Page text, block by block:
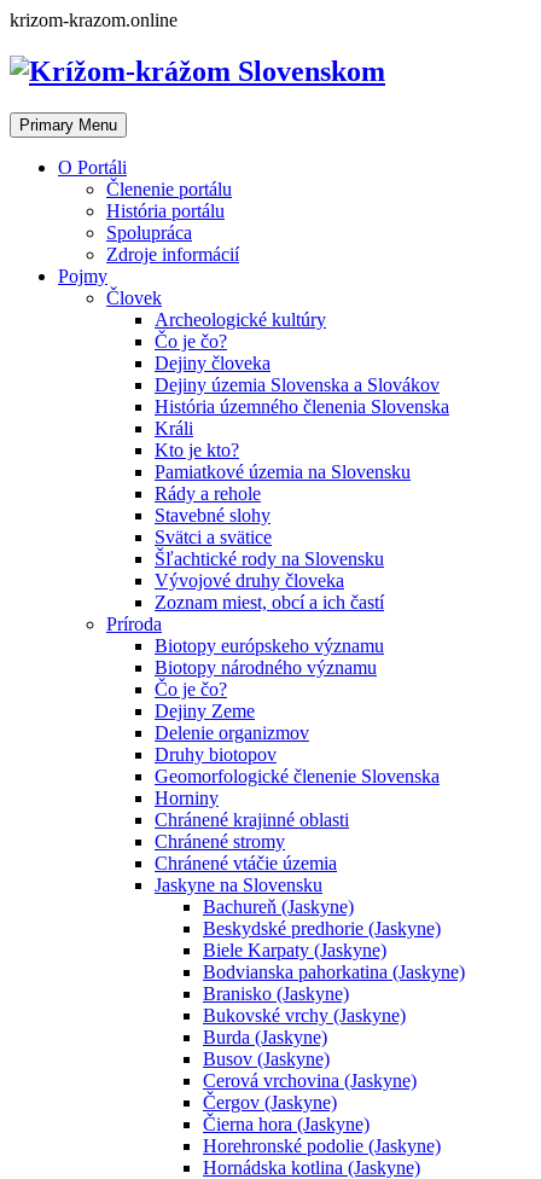
Skip
content
krizom-krazom.online
Primary Menu
O Portáli
Členenie portálu
História portálu
Spolupráca
Zdroje informácií
Pojmy
Človek
Archeologické kultúry
Čo je čo?
Dejiny človeka
Dejiny územia Slovenska a Slovákov
História územného členenia Slovenska
Králi
Kto je kto?
Pamiatkové územia na Slovensku
Rády a rehole
Stavebné slohy
Svätci a svätice
Šľachtické rody na Slovensku
Vývojové druhy človeka
Zoznam miest, obcí a ich častí
Príroda
Biotopy európskeho významu
Biotopy národného významu
Čo je čo?
Dejiny Zeme
Delenie organizmov
Druhy biotopov
Geomorfologické členenie Slovenska
Horniny
Chránené krajinné oblasti
Chránené stromy
Chránené vtáčie územia
Jaskyne na Slovensku
Bachureň (Jaskyne)
Beskydské predhorie (Jaskyne)
Biele Karpaty (Jaskyne)
Bodvianska pahorkatina (Jaskyne)
Branisko (Jaskyne)
Bukovské vrchy (Jaskyne)
Burda (Jaskyne)
Busov (Jaskyne)
Cerová vrchovina (Jaskyne)
Čergov (Jaskyne)
Čierna hora (Jaskyne)
Horehronské podolie (Jaskyne)
Hornádska kotlina (Jaskyne)